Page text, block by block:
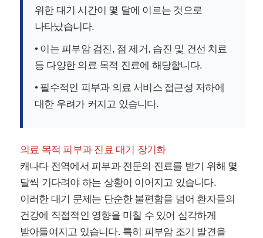
위한 대기 시간이 몇 달에 이르는 것으로
나타났습니다.
• 이는 피부암 검진, 점 제거, 습진 및 건선 치료
등 다양한 의료 목적 진료에 해당합니다.
• 필수적인 피부과 의료 서비스 접근성 저하에
대한 우려가 커지고 있습니다.
의료 목적 피부과 진료 대기 장기화
캐나다 전역에서 피부과 전문의 진료를 받기 위해 몇
달씩 기다려야 하는 상황이 이어지고 있습니다.
이러한 대기 문제는 단순한 불편함을 넘어 환자들의
건강에 직접적인 영향을 미칠 수 있어 심각하게
받아들여지고 있습니다. 특히 피부암 조기 발견을